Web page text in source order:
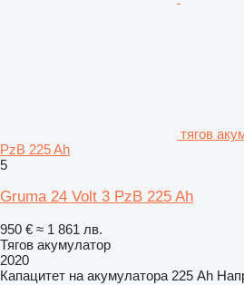
тягов
PzB 225 Ah
5
Gruma 24 Volt 3 PzB 225 Ah
950 € ≈ 1 861 лв.
Тягов акумулатор
2020
Капацитет на акумулатора 225 Ah